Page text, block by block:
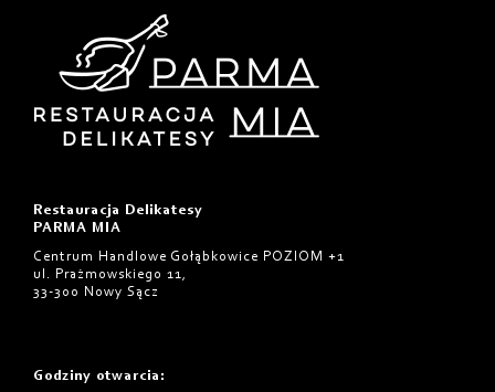
Restauracja Delikatesy
PARMA MIA
Centrum Handlowe Gołąbkowice POZIOM +1
ul. Prażmowskiego 11,
33-300 Nowy Sącz
Godziny otwarcia :